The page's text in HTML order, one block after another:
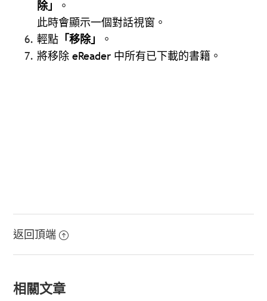
除」
。
此時會顯示一個對話視窗。
輕點 「移除」
。
將移除 eReader 中所有已下載的書籍。
返回頂端
相關文章